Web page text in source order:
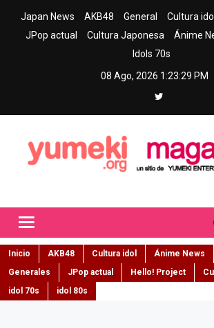
Japan News AKB48 General Cultura idol
JPop actual
Cultura Japonesa Ánime
Idols 70s
08 Ago, 2026 1:23:30 PM
Inicio AKB48 Cultura idol Ánime News
Generales
JPop actual Hello! Project
idol 70s
idol 80s